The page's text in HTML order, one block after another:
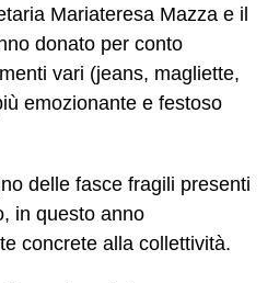
Mariateresa Mazza e il
donato per conto
vari (jeans, magliette,
emozionante e festoso
delle fasce fragili presenti
in questo anno
concrete alla collettività.